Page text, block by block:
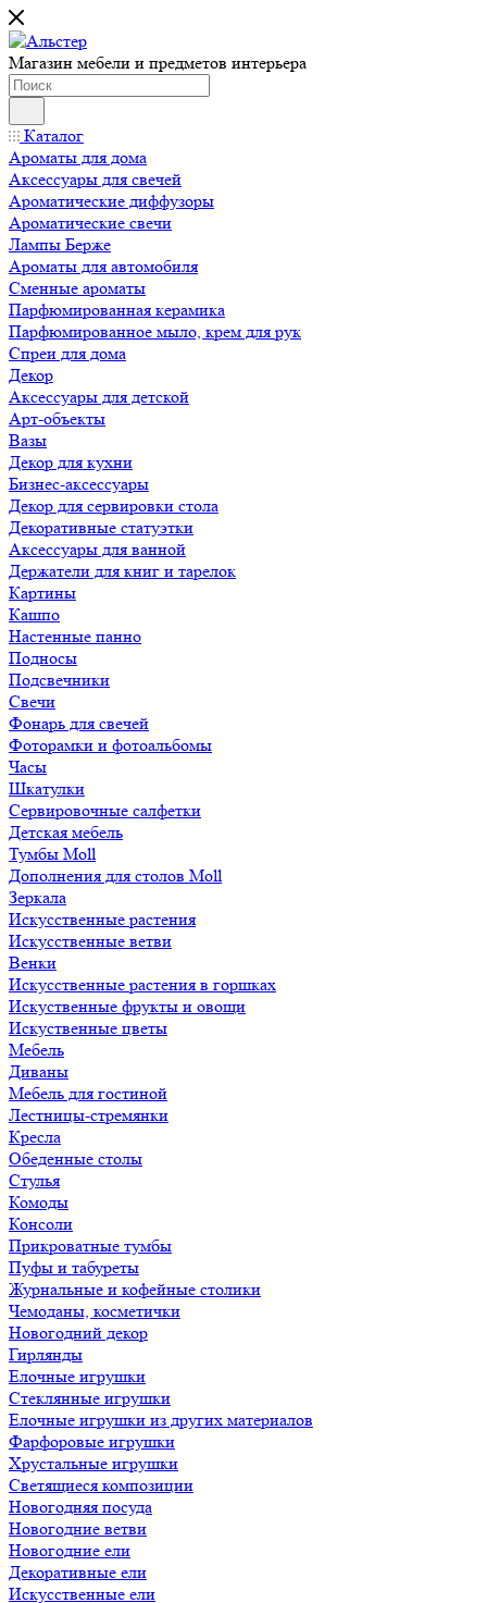
Магазин мебели и предметов интерьера
Каталог
Ароматы для дома
Аксессуары для свечей
Ароматические диффузоры
Ароматические свечи
Лампы Берже
Ароматы для автомобиля
Сменные ароматы
Парфюмированная керамика
Парфюмированное мыло, крем для рук
Спреи для дома
Декор
Аксессуары для детской
Арт-объекты
Вазы
Декор для кухни
Бизнес-аксессуары
Декор для сервировки стола
Декоративные статуэтки
Аксессуары для ванной
Держатели для книг и тарелок
Картины
Кашпо
Настенные панно
Подносы
Подсвечники
Свечи
Фонарь для свечей
Фоторамки и фотоальбомы
Часы
Шкатулки
Сервировочные салфетки
Детская мебель
Тумбы Moll
Дополнения для столов Moll
Зеркала
Искусственные растения
Искусственные ветви
Венки
Искусственные растения в горшках
Искуственные фрукты и овощи
Искуственные цветы
Мебель
Диваны
Мебель для гостиной
Лестницы-стремянки
Кресла
Обеденные столы
Стулья
Комоды
Консоли
Прикроватные тумбы
Пуфы и табуреты
Журнальные и кофейные столики
Чемоданы, косметички
Новогодний декор
Гирлянды
Елочные игрушки
Стеклянные игрушки
Елочные игрушки из других материалов
Фарфоровые игрушки
Хрустальные игрушки
Светящиеся композиции
Новогодняя посуда
Новогодние ветви
Новогодние ели
Декоративные ели
Искусственные ели